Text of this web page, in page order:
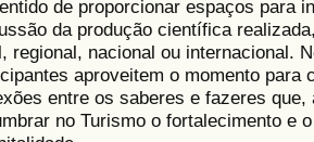
de proporcionar espaços para
da produção científica
regional, nacional ou internacional.
aproveitem o momento
entre os saberes e fazeres
no Turismo o fortalecimento e